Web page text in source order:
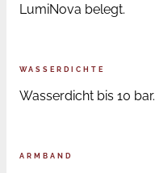
LumiNova belegt.
WASSERDICHTE
Wasserdicht bis 10 bar.
ARMBAND